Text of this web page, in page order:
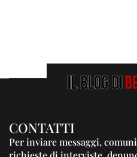
CONTATTI
Per inviare messaggi,